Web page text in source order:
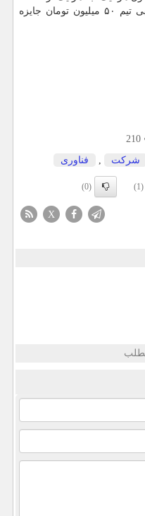
تیم ۲۵ میلیون تومان جایزه و به مربی تیم ۵۰ میلیون تومان جایزه
210
شركت , فناوری
(1)
(0)
X